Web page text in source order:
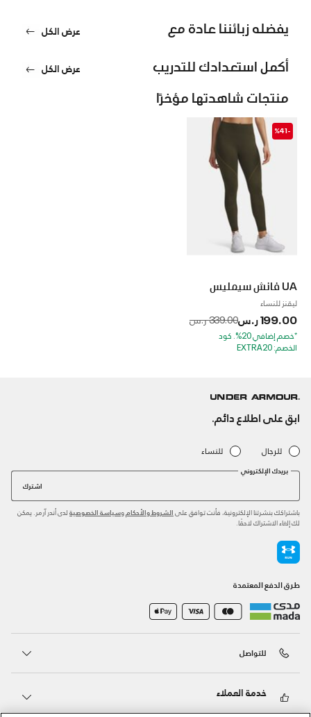
يفضله زبائننا عادة مع عرض الكل
أكمل استعدادك للتدريب عرض الكل
منتجات شاهدتها مؤخرًا
-%41
UA فانش سيمليس
ليقنز للنساء
199.00 ر.س Price reduced from
339.00 ر.س to
*خصم إضافي 20%. كود
الخصم: EXTRA20
ابق على اطلاع دائم.
للرجال للنساء
بريدك الإلكتروني
اشترك
باشتراكك بنشرتنا الإلكترونية، فأنت توافق على الشروط والأحكام وسياسة الخصوصية لدى أندر آرمر. يمكن
لك إلغاء الاشتراك لاحقًا.
طرق الدفع المعتمدة
للتواصل
خدمة العملاء